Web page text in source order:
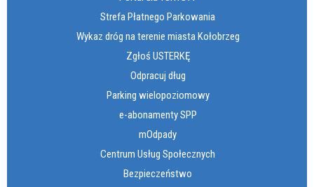
Strefa Płatnego Parkowania
Wykaz dróg na terenie miasta Kołobrzeg
Zgłoś USTERKĘ
Odpracuj dług
Parking wielopoziomowy
e-abonamenty SPP
mOdpady
Centrum Usług Społecznych
Bezpieczeństwo